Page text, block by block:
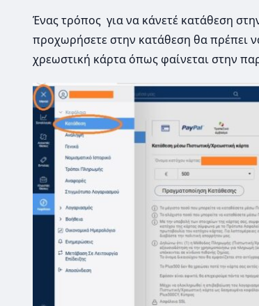
Ένας τρόπος για να κάνετέ κατάθεση
προχωρήσετε στην κατάθεση θα πρέπει
χρεωστική κάρτα όπως φαίνεται στην